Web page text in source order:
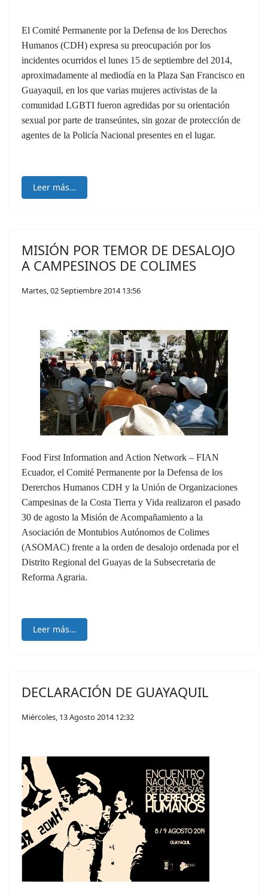
El Comité Permanente por la Defensa de los Derechos
Humanos (CDH) expresa su preocupación por los
incidentes ocurridos el lunes 15 de septiembre del 2014,
aproximadamente al mediodía en la Plaza San Francisco en
Guayaquil, en los que varias mujeres activistas de la
comunidad LGBTI fueron agredidas por su orientación
sexual por parte de transeúntes, sin gozar de protección de
agentes de la Policía Nacional presentes en el lugar.
Leer más…
MISIÓN POR TEMOR DE DESALOJO
A CAMPESINOS DE COLIMES
Martes, 02 Septiembre 2014 13:56
Food First Information and Action Network – FIAN
Ecuador, el Comité Permanente por la Defensa de los
Dererchos Humanos CDH y la Unión de Organizaciones
Campesinas de la Costa Tierra y Vida realizaron el pasado
30 de agosto la Misión de Acompañamiento a la
Asociación de Montubios Autónomos de Colimes
(ASOMAC) frente a la orden de desalojo ordenada por el
Distrito Regional del Guayas de la Subsecretaria de
Reforma Agraria.
Leer más…
DECLARACIÓN DE GUAYAQUIL
Miércoles, 13 Agosto 2014 12:32